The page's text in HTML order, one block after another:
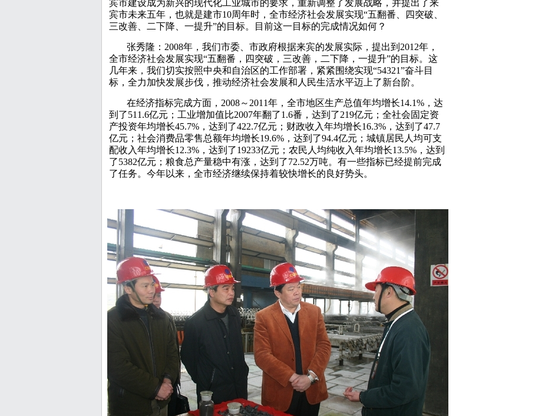
宾市建设成为新兴的现代化工业城市的要求，重新调整了发展战略，并提出了来
宾市未来五年，也就是建市10周年时，全市经济社会发展实现“五翻番、四突破、
三改善、二下降、一提升”的目标。目前这一目标的完成情况如何？
张秀隆：2008年，我们市委、市政府根据来宾的发展实际，提出到2012年，
全市经济社会发展实现“五翻番，四突破，三改善，二下降，一提升”的目标。这
几年来，我们切实按照中央和自治区的工作部署，紧紧围绕实现“54321”奋斗目
标，全力加快发展步伐，推动经济社会发展和人民生活水平迈上了新台阶。
在经济指标完成方面，2008～2011年，全市地区生产总值年均增长14.1%，达
到了511.6亿元；工业增加值比2007年翻了1.6番，达到了219亿元；全社会固定资
产投资年均增长45.7%，达到了422.7亿元；财政收入年均增长16.3%，达到了47.7
亿元；社会消费品零售总额年均增长19.6%，达到了94.4亿元；城镇居民人均可支
配收入年均增长12.3%，达到了19233亿元；农民人均纯收入年均增长13.5%，达到
了5382亿元；粮食总产量稳中有涨，达到了72.52万吨。有一些指标已经提前完成
了任务。今年以来，全市经济继续保持着较快增长的良好势头。